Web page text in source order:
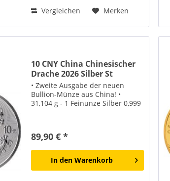
Vergleichen Merken
10 CNY China Chinesischer
Drache 2026 Silber St
• Zweite Ausgabe der neuen
Bullion-Münze aus China! •
31,104 g - 1 Feinunze Silber 0,999
89,90 € *
In den Warenkorb